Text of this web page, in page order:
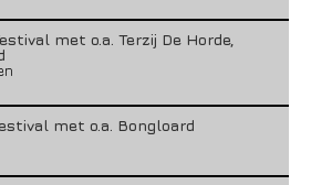
met o.a. Terzij De Horde,
met o.a. Bongloard